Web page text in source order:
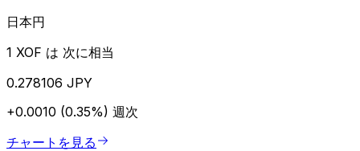
日本円
1 XOF は 次に相当
0.278106 JPY
+0.0010 (0.35%) 週次
チャートを見る